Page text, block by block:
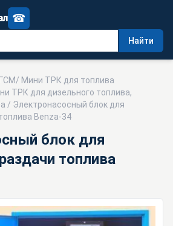
Найти
☎
/ Мини ТРК для топлива
ТРК для дизельного топлива,
/ Электронасосный блок для
Benza-34
блок для
топлива